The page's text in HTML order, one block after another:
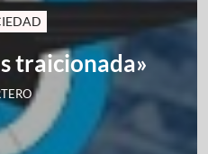
traicionada»